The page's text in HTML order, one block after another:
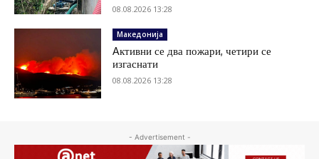
08.08.2026 13:28
Македонија
Aктивни се два пожари, четири се
изгаснати
08.08.2026 13:28
- Advertisement -